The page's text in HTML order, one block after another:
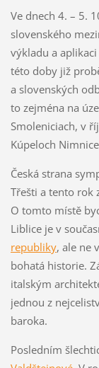
Ve dnech 4. – 5.
slovenského
výkladu a
této doby již
a slovenských
to zejména na
Smoleniciach, v
Kúpeloch
Česká strana
Třešti a tento rok
O tomto místě
Liblice je v
republiky, ale ne
bohatá historie.
italským
jednou z
baroka.
Posledním